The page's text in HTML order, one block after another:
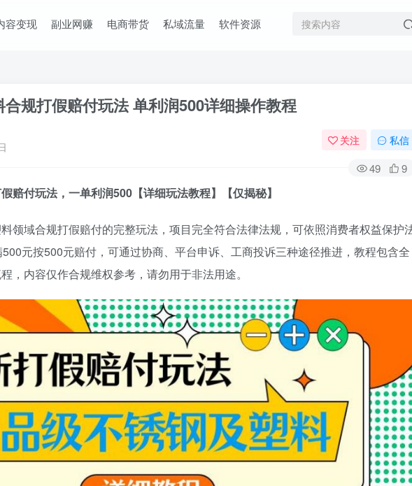
容变现 副业网赚 电商带货 私域流量 软件资源
规打假赔付玩法 单利润500详细操作教程
关注 私信
49 9
赔付玩法，一单利润500【详细玩法教程】【仅揭秘】
领域合规打假赔付的完整玩法，项目完全符合法律法规，可依照消费者权益保护
元按500元赔付，可通过协商、平台申诉、工商投诉三种途径推进，教程包含全
，内容仅作合规维权参考，请勿用于非法用途。